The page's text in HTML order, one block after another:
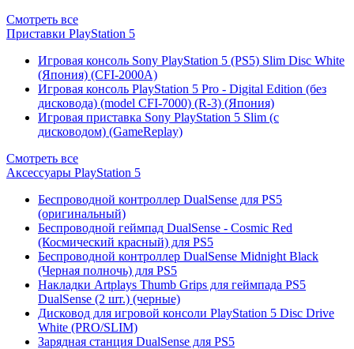
Смотреть все
Приставки PlayStation 5
Игровая консоль Sony PlayStation 5 (PS5) Slim Disc White
(Япония) (CFI-2000A)
Игровая консоль PlayStation 5 Pro - Digital Edition (без
дисковода) (model CFI-7000) (R-3) (Япония)
Игровая приставка Sony PlayStation 5 Slim (с
дисководом) (GameReplay)
Смотреть все
Аксессуары PlayStation 5
Беспроводной контроллер DualSense для PS5
(оригинальный)
Беспроводной геймпад DualSense - Cosmic Red
(Космический красный) для PS5
Беспроводной контроллер DualSense Midnight Black
(Черная полночь) для PS5
Накладки Artplays Thumb Grips для геймпада PS5
DualSense (2 шт.) (черные)
Дисковод для игровой консоли PlayStation 5 Disc Drive
White (PRO/SLIM)
Зарядная станция DualSense для PS5